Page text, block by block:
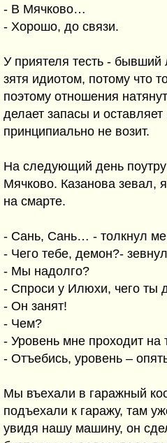
- В Мячково…
- Хорошо, до связи.
У приятеля тесть - бывший
зятя идиотом, потому что
поэтому отношения
делает запасы и
принципиально не возит.
На следующий день
Мячково. Казанова зевал,
на смарте.
- Сань, Сань… - толкнул
- Чего тебе, демон?-
- Мы надолго?
- Спроси у Илюхи, чего ты
- Он занят!
- Чем?
- Уровень мне проходит
- Отъебись, уровень –
Мы въехали в гаражный
подъехали к гаражу, там
увидя нашу машину, он